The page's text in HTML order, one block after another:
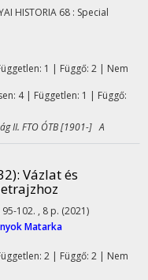
HISTORIA 68 : Special
1 | Függő: 2 | Nem
4| Független: 1 | Függő:
II. FTO ÓTB [1901-] A
: Vázlat és
102. , 8 p. (2021)
Matarka
2 | Függő: 2 | Nem